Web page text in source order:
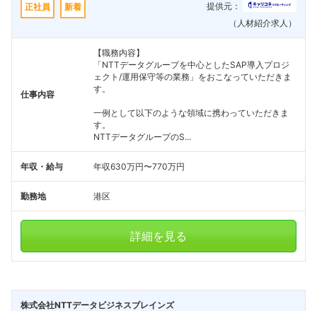
正社員 新着
提供元：
（人材紹介求人）
仕事内容
【職務内容】
「NTTデータグループを中心としたSAP導入プロジ
ェクト/運用保守等の業務」をおこなっていただきま
す。
一例として以下のような領域に携わっていただきま
す。
NTTデータグループのS...
年収・給与 年収630万円〜770万円
勤務地 港区
詳細を見る
株式会社NTTデータビジネスブレインズ